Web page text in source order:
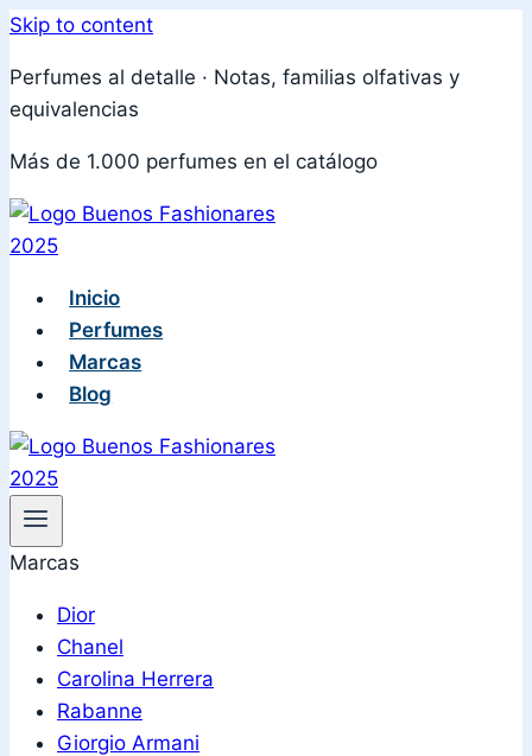
Skip to content
Perfumes al detalle · Notas, familias olfativas y
equivalencias
Más de 1.000 perfumes en el catálogo
Inicio
Perfumes
Marcas
Blog
Marcas
Dior
Chanel
Carolina Herrera
Rabanne
Giorgio Armani